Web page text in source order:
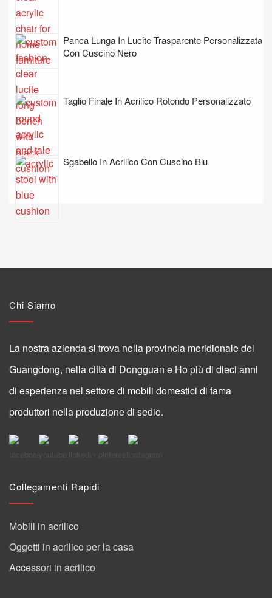
Panca Lunga In Lucite Trasparente Personalizzata
Con Cuscino Nero
Taglio Finale In Acrilico Rotondo Personalizzato
Sgabello In Acrilico Con Cuscino Blu
Chi Siamo
La nostra azienda si trova nella provincia meridionale del
Guangdong, nella città di Dongguan e Ho più di dieci anni
di esperienza nel settore di mobili domestici di fama
produttori nella produzione di sedie.
Collegamenti Rapidi
Mobili in acrilico
Oggetti in acrilico per la casa
Accessori in acrilico